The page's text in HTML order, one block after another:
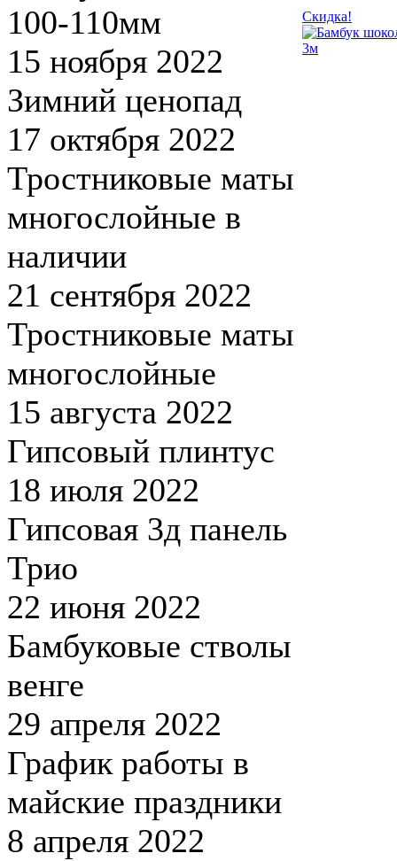
100-110мм
15 ноября 2022
Зимний ценопад
17 октября 2022
Тростниковые маты
многослойные в
наличии
21 сентября 2022
Тростниковые маты
многослойные
15 августа 2022
Гипсовый плинтус
18 июля 2022
Гипсовая 3д панель
Трио
22 июня 2022
Бамбуковые стволы
венге
29 апреля 2022
График работы в
майские праздники
8 апреля 2022
Скидка!